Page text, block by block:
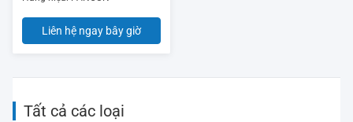
Liên hệ ngay bây giờ
Tất cả các loại